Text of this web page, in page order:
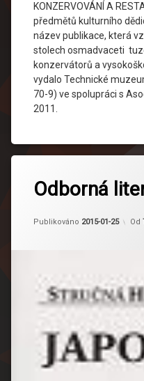
KONZERVOVÁNÍ A
předmětů kulturního
název publikace, která
stolech osmadvaceti
konzervátorů a
vydalo Technické
70-9) ve spolupráci s
2011.
Odborná
Publikováno 2015-01-25 Od